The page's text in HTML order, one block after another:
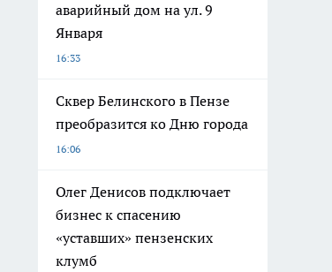
аварийный дом на ул. 9
Января
16:33
Сквер Белинского в Пензе
преобразится ко Дню города
16:06
Олег Денисов подключает
бизнес к спасению
«уставших» пензенских
клумб